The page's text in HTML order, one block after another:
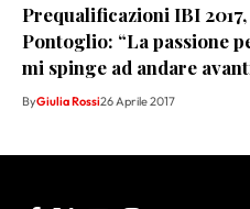
Prequalificazioni IBI
Pontoglio: “La passione
mi spinge ad andare
ByGiulia Rossi26 Aprile 2017